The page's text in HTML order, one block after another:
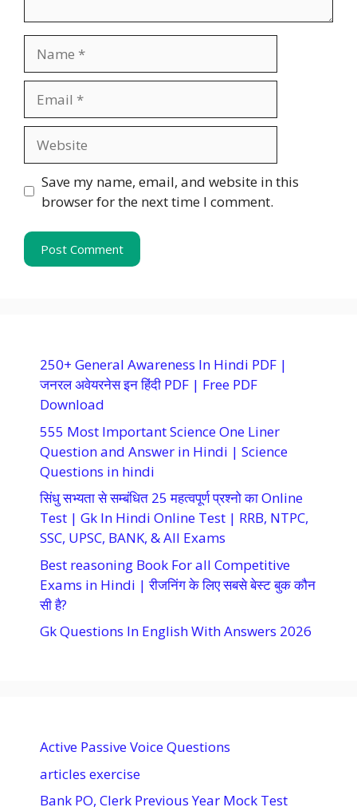
Save my name, email, and website in this
browser for the next time I comment.
250+ General Awareness In Hindi PDF |
जनरल अवेयरनेस इन हिंदी PDF | Free PDF
Download
555 Most Important Science One Liner
Question and Answer in Hindi | Science
Questions in hindi
सिंधु सभ्यता से सम्बंधित 25 महत्वपूर्ण प्रश्नो का Online
Test | Gk In Hindi Online Test | RRB, NTPC,
SSC, UPSC, BANK, & All Exams
Best reasoning Book For all Competitive
Exams in Hindi | रीजनिंग के लिए सबसे बेस्ट बुक कौन
सी है?
Gk Questions In English With Answers 2026
Active Passive Voice Questions
articles exercise
Bank PO, Clerk Previous Year Mock Test